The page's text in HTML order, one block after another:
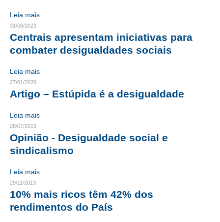
HISTÓRICO E ATUAÇÃO
COMPOSIÇÃO
CONSELHOS ASSESSORES
PERSONALIDADES DA TECNOLOGIA
NÚCLEO DA MULHER ENGENHEIRA
TRANSPARÊNCIA
JURÍDICO
CONSULTORIA
ACORDOS, CONVENÇÕES E DISSÍDIOS
CONTRIBUIÇÕES
Leia mais
31/08/2023
Centrais apresentam iniciativas para
combater desigualdades sociais
Leia mais
27/01/2020
Artigo – Estúpida é a desigualdade
Leia mais
28/07/2015
Opinião - Desigualdade social e
sindicalismo
Leia mais
29/11/2013
10% mais ricos têm 42% dos
rendimentos do País